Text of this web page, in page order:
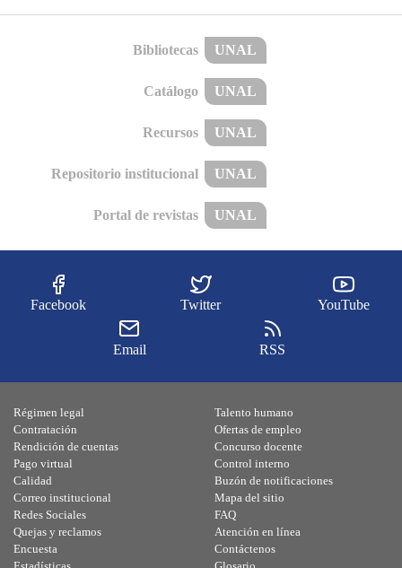
Bibliotecas UNAL
Catálogo UNAL
Recursos UNAL
Repositorio institucional UNAL
Portal de revistas UNAL
Facebook Twitter YouTube
Email RSS
Régimen legal
Contratación
Rendición de cuentas
Pago virtual
Calidad
Talento humano
Ofertas de empleo
Concurso docente
Control interno
Buzón de notificaciones
Correo institucional
Redes Sociales
Quejas y reclamos
Encuesta
Mapa del sitio
FAQ
Atención en línea
Contáctenos